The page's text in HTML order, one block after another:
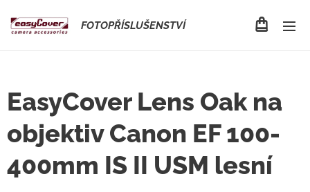
FOTOPŘÍSLUŠENSTVÍ
EasyCover Lens Oak na
objektiv Canon EF 100-
400mm IS II USM lesní